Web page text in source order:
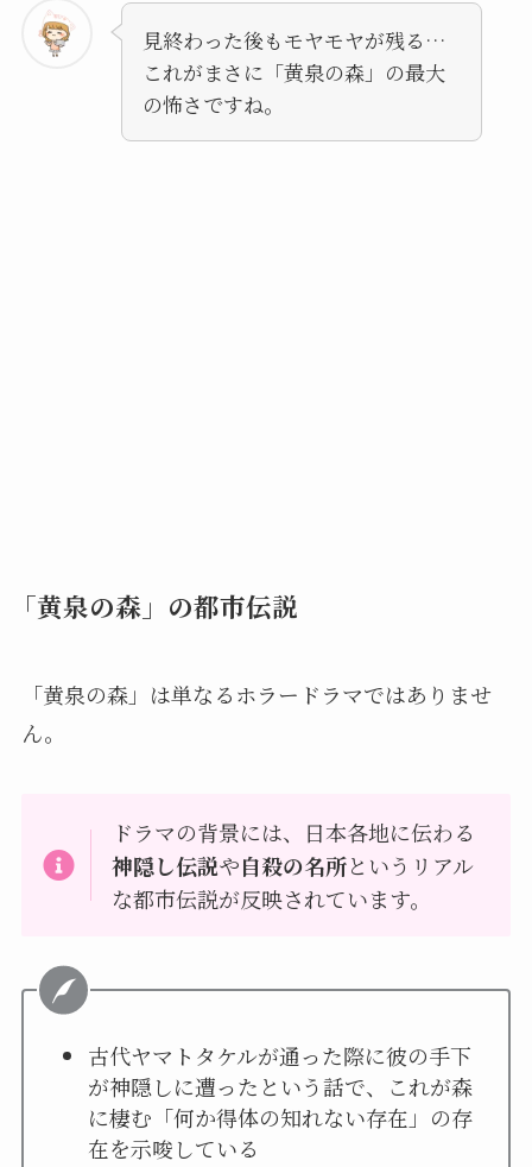
見終わった後もモヤモヤが残る…
これがまさに「黄泉の森」の最大
の怖さですね。
「黄泉の森」の都市伝説
「黄泉の森」は単なるホラードラマではありませ
ん。
ドラマの背景には、日本各地に伝わる
神隠し伝説や自殺の名所というリアル
な都市伝説が反映されています。
古代ヤマトタケルが通った際に彼の手下
が神隠しに遭ったという話で、これが森
に棲む「何か得体の知れない存在」の存
在を示唆している